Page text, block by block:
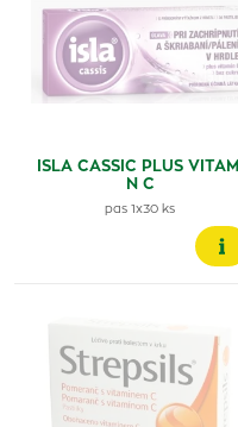
ISLA CASSIC PLUS VITAMÍ
N C
pas 1x30 ks